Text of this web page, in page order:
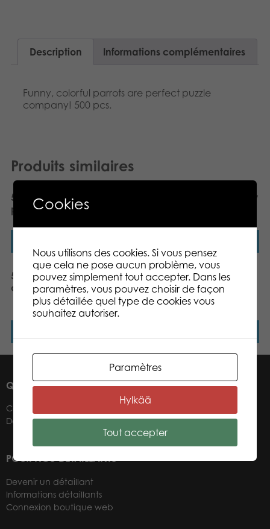
Deutsch
Description Informations complémentaires
Funny, colorful parrots are perfect puzzle
company! 500 pcs.
Produits similaires
500 pcs puzzle: Baby
penguin​
500 pcs puzzle: Sicily Italy​
500 pcs puzzle: Water
colors
Tactic Puzzle Lovers
Steam Punk 500 pcs
puzzle
QUI SOMMES-NOUS ?
Contacts
Détaillants
POUR NOS DÉTAILLANTS
Devenir un détaillant
Informations détaillants
Connexion boutique web
Cookies
Nous utilisons des cookies. Si vous pensez
que cela ne pose aucun problème, vous
pouvez simplement tout accepter. Dans les
paramètres, vous pouvez choisir de façon
plus détaillée quel type de cookies vous
souhaitez autoriser.
Paramètres
Hylkää
Tout accepter